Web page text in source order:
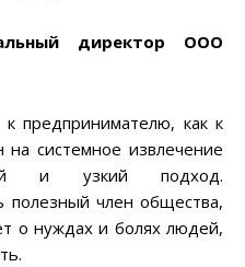
директор ООО
предпринимателю, как к
на системное извлечение
и узкий подход.
член общества,
о нуждах и болях людей,